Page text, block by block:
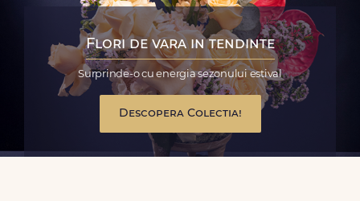
Flori de vara in tendinte
Surprinde-o cu energia sezonului estival
Descopera Colectia!